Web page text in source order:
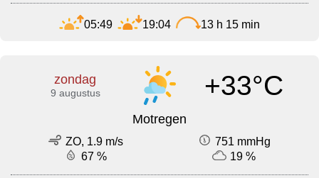
05:49 19:04 13 h 15 min
zondag
9 augustus +33°C
Motregen
ZO, 1.9 m/s
751 mmHg
67 %
19 %